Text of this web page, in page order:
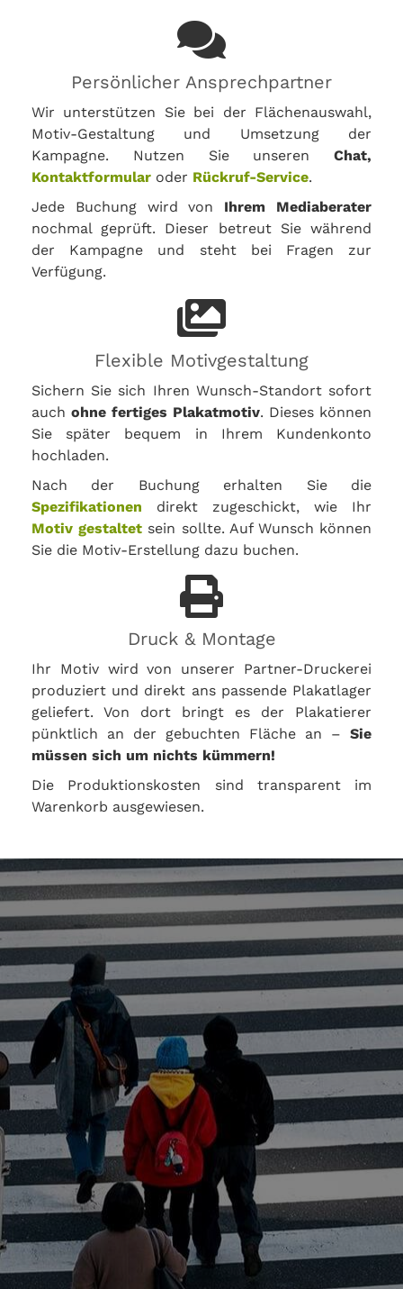
Persönlicher Ansprechpartner
Wir unterstützen Sie bei der Flächenauswahl,
Motiv-Gestaltung und Umsetzung der
Kampagne. Nutzen Sie unseren Chat,
Kontaktformular oder Rückruf-Service.
Jede Buchung wird von Ihrem Mediaberater
nochmal geprüft. Dieser betreut Sie während
der Kampagne und steht bei Fragen zur
Verfügung.
Flexible Motivgestaltung
Sichern Sie sich Ihren Wunsch-Standort sofort
auch ohne fertiges Plakatmotiv. Dieses können
Sie später bequem in Ihrem Kundenkonto
hochladen.
Nach der Buchung erhalten Sie die
Spezifikationen direkt zugeschickt, wie Ihr
Motiv gestaltet sein sollte. Auf Wunsch können
Sie die Motiv-Erstellung dazu buchen.
Druck & Montage
Ihr Motiv wird von unserer Partner-Druckerei
produziert und direkt ans passende Plakatlager
geliefert. Von dort bringt es der Plakatierer
pünktlich an der gebuchten Fläche an – Sie
müssen sich um nichts kümmern!
Die Produktionskosten sind transparent im
Warenkorb ausgewiesen.